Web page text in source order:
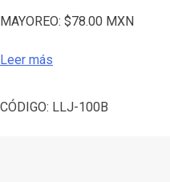
MAYOREO: $78.00 MXN
Leer más
CÓDIGO: LLJ-100B